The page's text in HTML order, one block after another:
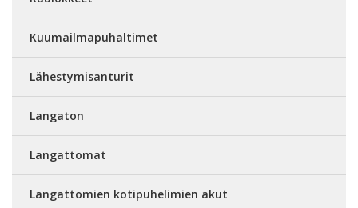
Kuumailmapuhaltimet
Lähestymisanturit
Langaton
Langattomat
Langattomien kotipuhelimien akut